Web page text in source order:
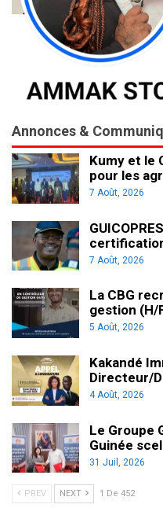
Annonces &
Kumy et le
pour les
7 Août, 2026
7 Août, 2026
La CBG
gestion (H/
5 Août, 2026
Kakandé
Directeur/
4 Août, 2026
Le Groupe
Guinée
31 Juil, 2026
PREV NEXT 1 De 452